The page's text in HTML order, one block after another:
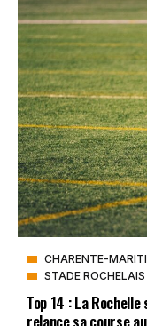
CHARENTE-
STADE ROCHELAIS
Top 14 : La
relance sa course